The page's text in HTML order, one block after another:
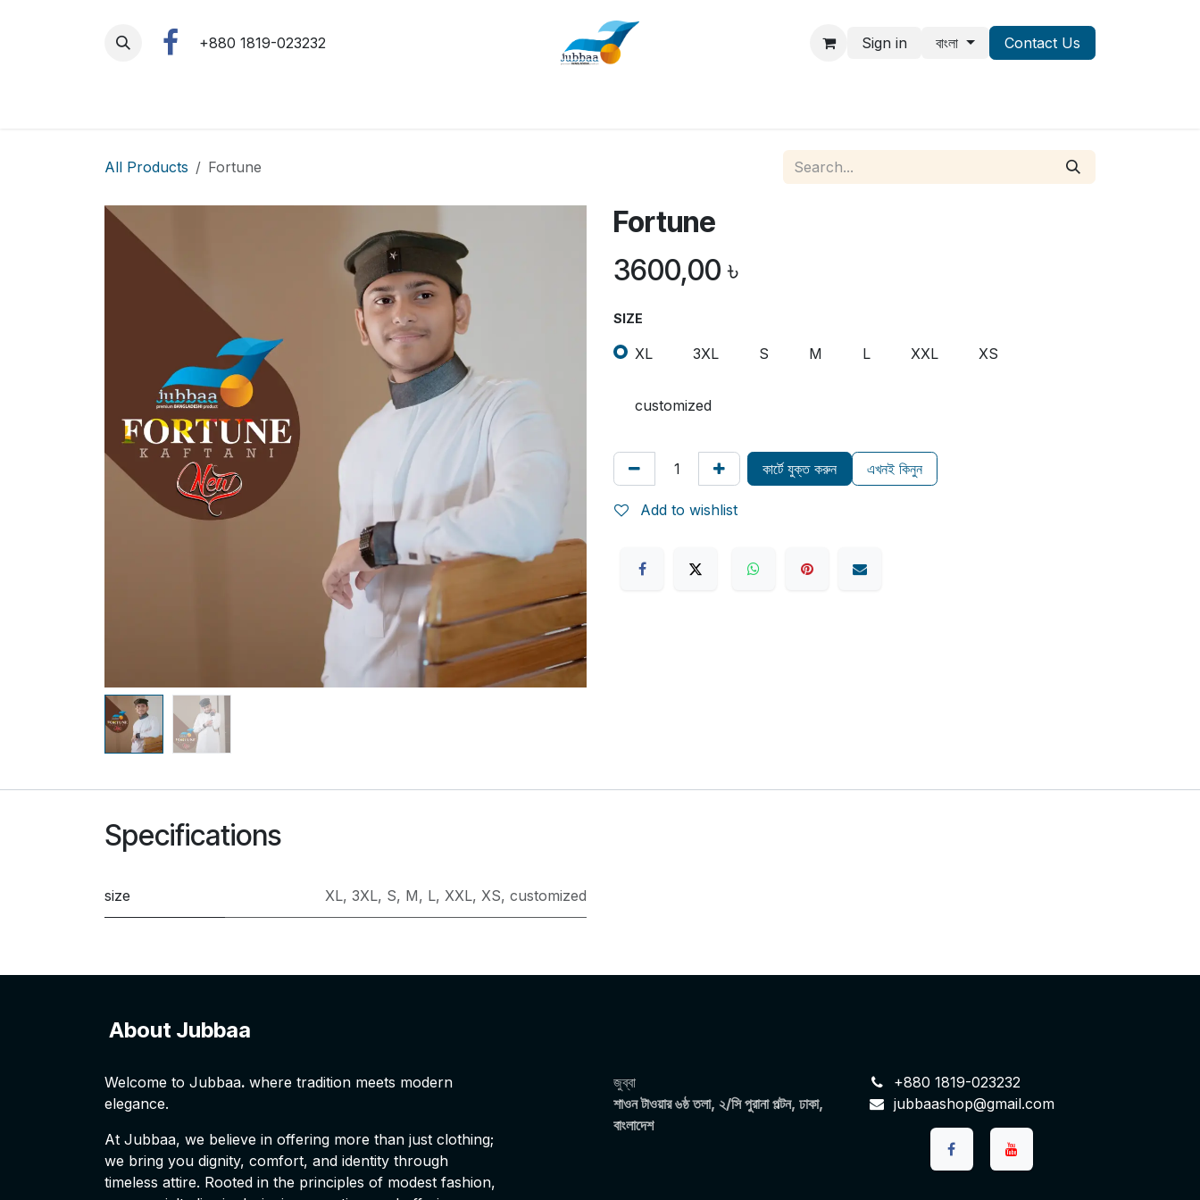
+880 1819-023232
Sign in বাংলা Contact Us
All Products Fortune
Fortune
3600,00৳
SIZE
XL 3XL S M L XXL XS
customized
কার্টে যুক্ত করুন এখনই কিনুন
Add to wishlist
Specifications
size XL, 3XL, S, M, L, XXL, XS, customized
About Jubbaa
Welcome to Jubbaa. where tradition meets modern
elegance.
At Jubbaa, we believe in offering more than just clothing;
we bring you dignity, comfort, and identity through
timeless attire. Rooted in the principles of modest fashion,
জুব্বা
শাওন টাওয়ার ৬ষ্ঠ তলা, ২/সি পুরানা পল্টন, ঢাকা,
বাংলাদেশ
+880 1819-023232
jubbaashop@gmail.com